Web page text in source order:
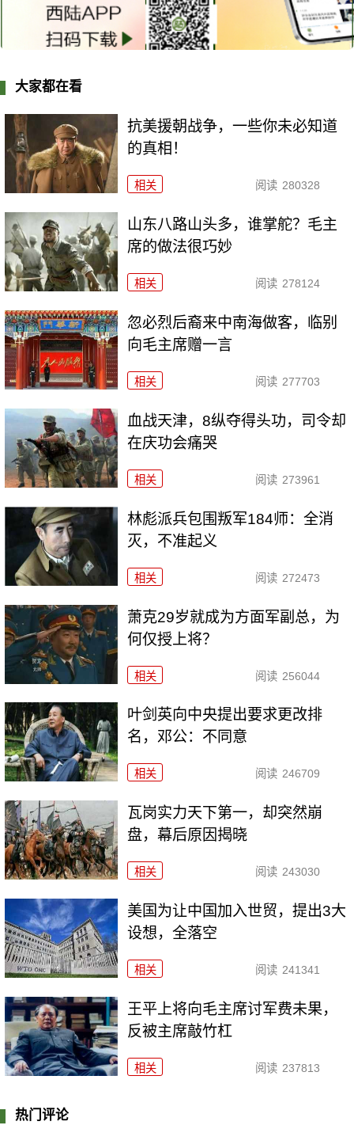
大家都在看
抗美援朝战争，一些你未必知道
的真相！
相关 阅读 280328
山东八路山头多，谁掌舵？毛主
席的做法很巧妙
相关 阅读 278124
忽必烈后裔来中南海做客，临别
向毛主席赠一言
相关 阅读 277703
血战天津，8纵夺得头功，司令却
在庆功会痛哭
相关 阅读 273961
林彪派兵包围叛军184师：全消
灭，不准起义
相关 阅读 272473
萧克29岁就成为方面军副总，为
何仅授上将？
相关 阅读 256044
叶剑英向中央提出要求更改排
名，邓公：不同意
相关 阅读 246709
瓦岗实力天下第一，却突然崩
盘，幕后原因揭晓
相关 阅读 243030
美国为让中国加入世贸，提出3大
设想，全落空
相关 阅读 241341
王平上将向毛主席讨军费未果，
反被主席敲竹杠
相关 阅读 237813
热门评论